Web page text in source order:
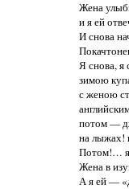
Жена
и я ей
И снова
Я снова, я
зимою
с женою
потом —
на лыжах!
Потом!… я
Жена в
А я ей —